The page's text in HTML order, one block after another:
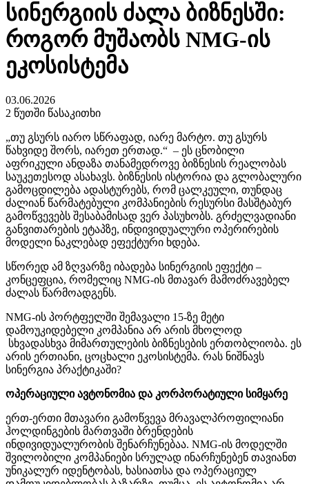
სინერგიის ძალა ბიზნესში:
როგორ მუშაობს NMG-ის
ეკოსისტემა
03.06.2026
2 წუთში წასაკითხი
„თუ გსურს იარო სწრაფად, იარე მარტო. თუ გსურს
წახვიდე შორს, იარეთ ერთად.“ – ეს ცნობილი
აფრიკული ანდაზა თანამედროვე ბიზნესის რეალობას
საუკეთესოდ ასახავს. ბიზნესის ისტორია და გლობალური
გამოცდილება ადასტურებს, რომ ცალკეული, თუნდაც
ძალიან წარმატებული კომპანიების რესურსი მასშტაბურ
გამოწვევებს შესაბამისად ვერ პასუხობს. გრძელვადიანი
განვითარების ეტაპზე, ინდივიდუალური ოპერირების
მოდელი ნაკლებად ეფექტური ხდება.
სწორედ ამ ზღვარზე იბადება სინერგიის ეფექტი –
კონცეფცია, რომელიც NMG-ის მთავარ მამოძრავებელ
ძალას წარმოადგენს.
NMG-ის პორტფელში შემავალი 15-ზე მეტი
დამოუკიდებელი კომპანია არ არის მხოლოდ
სხვადასხვა მიმართულების ბიზნესების ერთობლიობა. ეს
არის ერთიანი, ცოცხალი ეკოსისტემა. რას ნიშნავს
სინერგია პრაქტიკაში?
ოპერაციული ავტონომია და კორპორატიული სიმყარე
ერთ-ერთი მთავარი გამოწვევა მრავალპროფილიანი
ჰოლდინგების მართვაში ბრენდების
ინდივიდუალურობის შენარჩუნებაა. NMG-ის მოდელში
შვილობილი კომპანიები სრულად ინარჩუნებენ თავიანთ
უნიკალურ იდენტობას, ხასიათსა და ოპერაციულ